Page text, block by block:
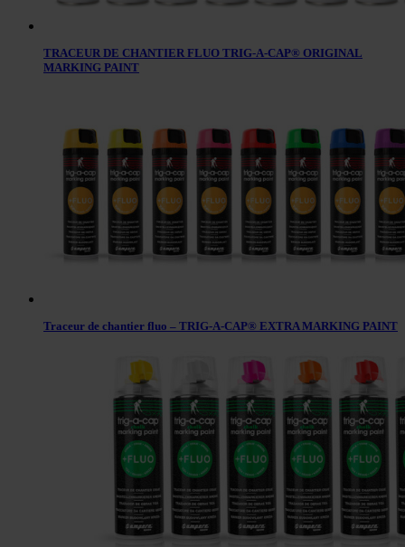
TRACEUR DE CHANTIER FLUO TRIG-A-CAP® ORIGINAL
MARKING PAINT
Traceur de chantier fluo – TRIG-A-CAP® EXTRA MARKING PAINT